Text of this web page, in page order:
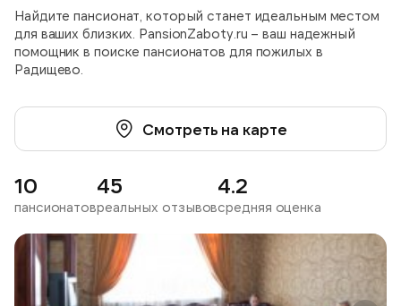
Найдите пансионат, который станет идеальным местом
для ваших близких. PansionZaboty.ru – ваш надежный
помощник в поиске пансионатов для пожилых в
Радищево.
Смотреть на карте
10
пансионатов
45
реальных отзывов
4.2
средняя оценка